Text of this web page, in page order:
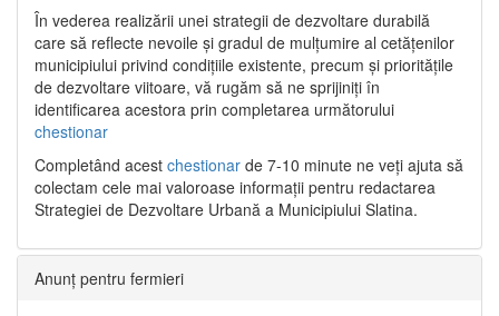
În vederea realizării unei strategii de dezvoltare durabilă
care să reflecte nevoile și gradul de mulțumire al cetățenilor
municipiului privind condițiile existente, precum și prioritățile
de dezvoltare viitoare, vă rugăm să ne sprijiniți în
identificarea acestora prin completarea următorului
chestionar
Completând acest chestionar de 7-10 minute ne veți ajuta să
colectam cele mai valoroase informații pentru redactarea
Strategiei de Dezvoltare Urbană a Municipiului Slatina.
Anunț pentru fermieri